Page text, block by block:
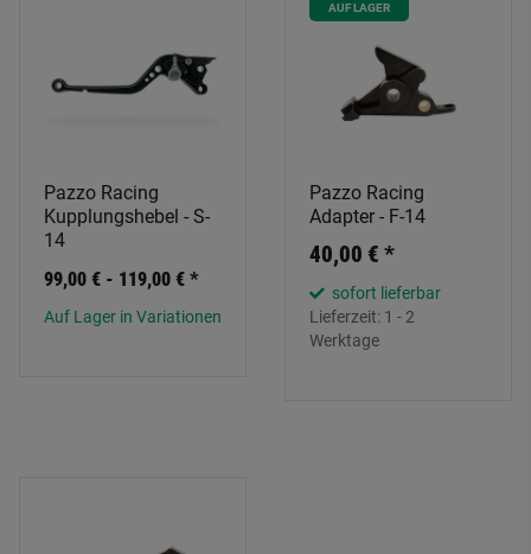
Pazzo Racing
Kupplungshebel - S-
14
99,00 € - 119,00 € *
Auf Lager in Variationen
AUF LAGER
Pazzo Racing
Adapter - F-14
40,00 € *
sofort lieferbar
Lieferzeit: 1 - 2
Werktage